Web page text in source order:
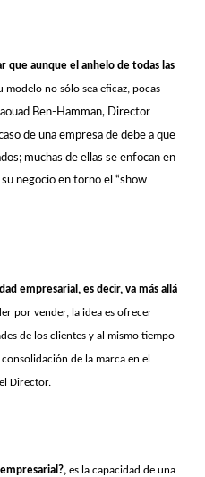
que aunque el anhelo de todas las
modelo no sólo sea eficaz, pocas
Ben-Hamman, Director
de una empresa de debe a que
muchas de ellas se enfocan en
negocio en torno el “show
empresarial, es decir, va más allá
por vender, la idea es ofrecer
de los clientes y al mismo tiempo
de la marca en el
Director.
es la capacidad de una